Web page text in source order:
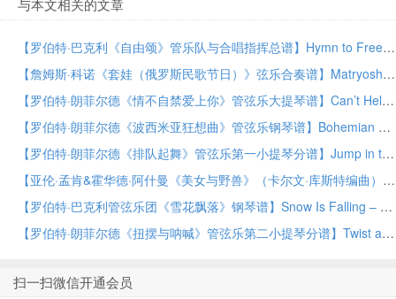
【罗伯特·巴克利《自由颂》管乐队与合唱指挥总谱】Hymn to Freedom – Conductor Score (Full Score) by Robert Buckley Band with Choir PDF乐谱下载
【詹姆斯·科诺《套娃（俄罗斯民歌节日）》弦乐合奏谱】Matryoshka (Festival of Russian Folk Songs) by James Curnow String Orchestra PDF乐谱下载
【罗伯特·朗菲尔德《情不自禁爱上你》管弦乐大提琴谱】Can’t Help Falling in Love – Cello by Robert Longfield Orchestra PDF乐谱下载
【罗伯特·朗菲尔德《波西米亚狂想曲》管弦乐钢琴谱】Bohemian Rhapsody – Piano by Robert Longfield Orchestra PDF乐谱下载
【罗伯特·朗菲尔德《排队起舞》管弦乐第一小提琴分谱】Jump in the Line – Violin 1 by Robert Longfield Orchestra PDF乐谱下载
【亚伦·孟肯&霍华德·阿什曼《美女与野兽》（卡尔文·库斯特编曲）管弦乐团电贝司分谱】Beauty and the Beast (arr. Calvin Custer) – Electric Bass by Alan Menken & Howard Ashman Orchestra PDF乐谱下载
【罗伯特·巴克利管弦乐团《雪花飘落》钢琴谱】Snow Is Falling – Piano by Robert Buckley Orchestra PDF乐谱下载
【罗伯特·朗菲尔德《扭摆与呐喊》管弦乐第二小提琴分谱】Twist and Shout – Violin 2 by Robert Longfield Orchestra PDF乐谱下载
扫一扫微信开通会员